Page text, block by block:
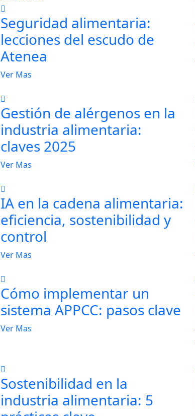
Seguridad alimentaria:
lecciones del escudo de
Atenea
Ver Mas
Gestión de alérgenos en la
industria alimentaria:
claves 2025
Ver Mas
IA en la cadena alimentaria:
eficiencia, sostenibilidad y
control
Ver Mas
Cómo implementar un
sistema APPCC: pasos clave
Ver Mas
Sostenibilidad en la
industria alimentaria: 5